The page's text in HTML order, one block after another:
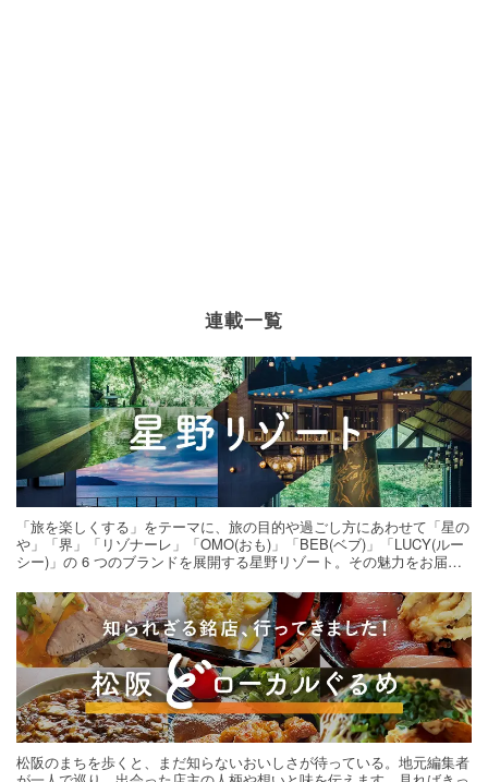
連載一覧
「旅を楽しくする」をテーマに、旅の目的や過ごし方にあわせて「星の
や」「界」「リゾナーレ」「OMO(おも)」「BEB(ベブ)」「LUCY(ルー
シー)」の 6 つのブランドを展開する星野リゾート。その魅力をお届け
松阪のまちを歩くと、まだ知らないおいしさが待っている。地元編集者